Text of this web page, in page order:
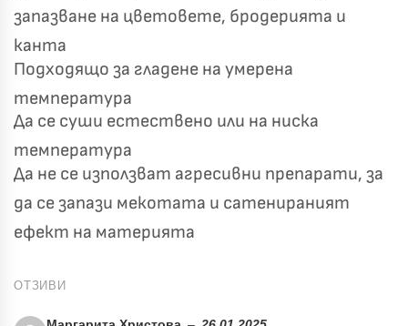
запазване на цветовете, бродерията и
канта
Подходящо за гладене на умерена
температура
Да се суши естествено или на ниска
температура
Да не се използват агресивни препарати, за
да се запази мекотата и сатенираният
ефект на материята
ОТЗИВИ